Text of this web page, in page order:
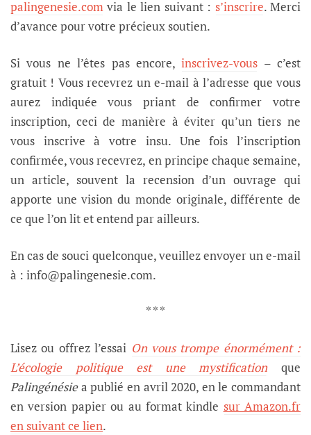
palingenesie.com via le lien suivant : s’inscrire. Merci
d’avance pour votre précieux soutien.
Si vous ne l’êtes pas encore,inscrivez-vous – c’est
gratuit ! Vous recevrez un e-mail à l’adresse que vous
aurez indiquée vous priant de confirmer votre
inscription, ceci de manière à éviter qu’un tiers ne
vous inscrive à votre insu. Une fois l’inscription
confirmée, vous recevrez, en principe chaque semaine,
un article, souvent la recension d’un ouvrage qui
apporte une vision du monde originale, différente de
ce que l’on lit et entend par ailleurs.
En cas de souci quelconque, veuillez envoyer un e-mail
à : info@palingenesie.com.
* * *
Lisez ou offrez l’essai On vous trompe énormément :
L’écologie politique est une mystificationque
Palingénésiea publié en avril 2020, en le commandant
en version papier ou au format kindle sur Amazon.fr
en suivant ce lien.